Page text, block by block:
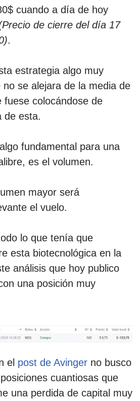
cuando a día de hoy
de cierre del día 17
.
estrategia algo muy
se alejara de la media de
fuese colocándose de
de esta.
fundamental para una
es el volumen.
mayor será
el vuelo.
lo que tenía que
esta biotecnológica en la
análisis que hoy publico
una posición muy
el post de Avinger no busco
cuantiosas que
una perdida de capital muy